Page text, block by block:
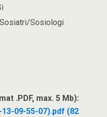
Sosiologi
.PDF, max. 5 Mb):
13-09-55-07).pdf (82